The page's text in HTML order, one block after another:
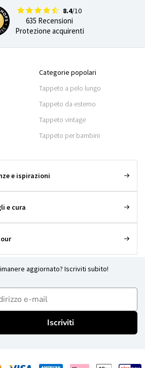
8.4/10
635 Recensioni
Protezione acquirenti
Categorie popolari
Tappeto a pelo lungo
Tappeto da esterno
Tappeto vintage
Tappeto per bambini
e ispirazioni
e cura
aggiornato? Iscriviti subito!
Iscriviti